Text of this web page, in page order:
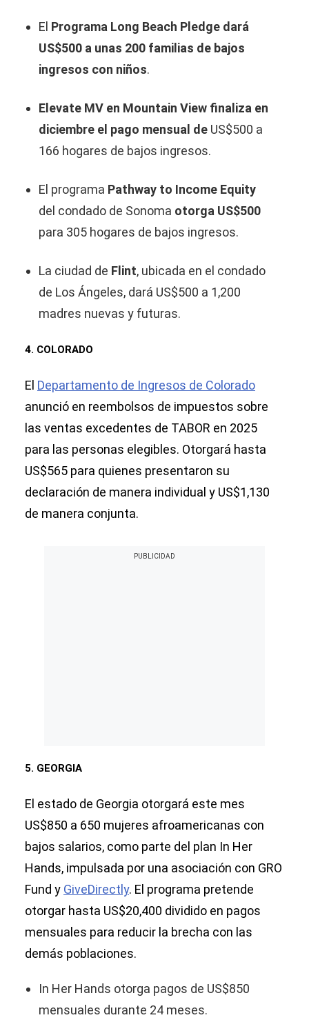
El Programa Long Beach Pledge dará
US$500 a unas 200 familias de bajos
ingresos con niños.
Elevate MV en Mountain View finaliza en
diciembre el pago mensual de US$500 a
166 hogares de bajos ingresos.
El programa Pathway to Income Equity
del condado de Sonoma otorga US$500
para 305 hogares de bajos ingresos.
La ciudad de Flint, ubicada en el condado
de Los Ángeles, dará US$500 a 1,200
madres nuevas y futuras.
4. COLORADO
El Departamento de Ingresos de Colorado
anunció en reembolsos de impuestos sobre
las ventas excedentes de TABOR en 2025
para las personas elegibles. Otorgará hasta
US$565 para quienes presentaron su
declaración de manera individual y US$1,130
de manera conjunta.
5. GEORGIA
El estado de Georgia otorgará este mes
US$850 a 650 mujeres afroamericanas con
bajos salarios, como parte del plan In Her
Hands, impulsada por una asociación con GRO
Fund y GiveDirectly. El programa pretende
otorgar hasta US$20,400 dividido en pagos
mensuales para reducir la brecha con las
demás poblaciones.
In Her Hands otorga pagos de US$850
mensuales durante 24 meses.